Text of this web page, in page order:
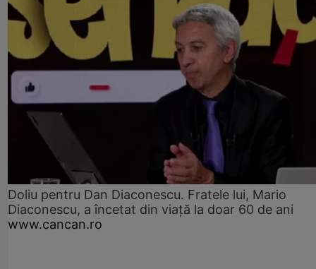
Doliu pentru Dan Diaconescu. Fratele lui, Mario
Diaconescu, a încetat din viață la doar 60 de ani
www.cancan.ro